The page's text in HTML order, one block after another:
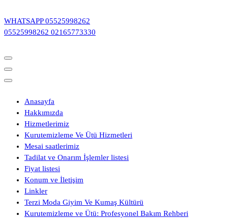
geç
WHATSAPP 05525998262
05525998262 02165773330
Anasayfa
Hakkımızda
Hizmetlerimiz
Kurutemizleme Ve Ütü Hizmetleri
Mesai saatlerimiz
Tadilat ve Onarım İşlemler listesi
Fiyat listesi
Konum ve İletişim
Linkler
Terzi Moda Giyim Ve Kumaş Kültürü
Kurutemizleme ve Ütü: Profesyonel Bakım Rehberi